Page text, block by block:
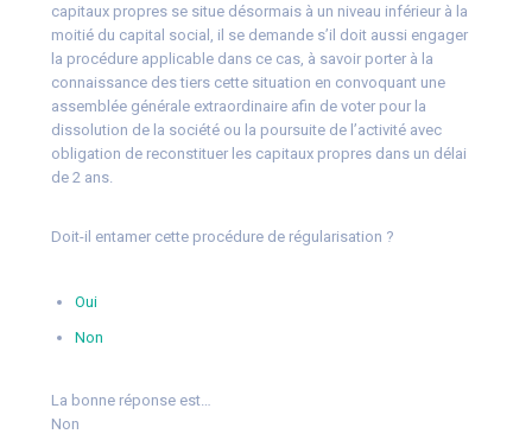
capitaux propres se situe désormais à un niveau inférieur à la
moitié du capital social, il se demande s’il doit aussi engager
la procédure applicable dans ce cas, à savoir porter à la
connaissance des tiers cette situation en convoquant une
assemblée générale extraordinaire afin de voter pour la
dissolution de la société ou la poursuite de l’activité avec
obligation de reconstituer les capitaux propres dans un délai
de 2 ans.
Doit-il entamer cette procédure de régularisation ?
Oui
Non
La bonne réponse est…
Non